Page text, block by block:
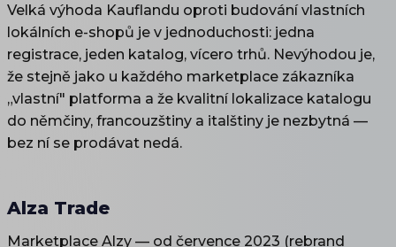
Velká výhoda Kauflandu oproti budování vlastních
lokálních e-shopů je v jednoduchosti: jedna
registrace, jeden katalog, vícero trhů. Nevýhodou je,
že stejně jako u každého marketplace zákazníka
„vlastní" platforma a že kvalitní lokalizace katalogu
do němčiny, francouzštiny a italštiny je nezbytná —
bez ní se prodávat nedá.
Alza Trade
Marketplace Alzy — od července 2023 (rebrand